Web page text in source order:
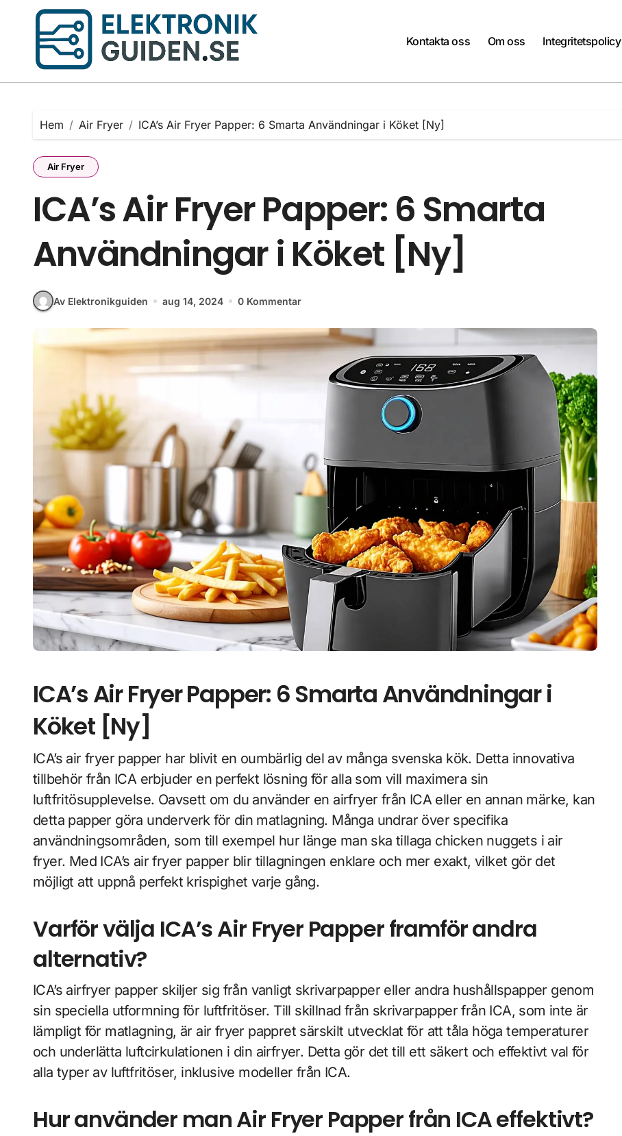
Kontakta oss Om oss Integritetspolicy
Hem Air Fryer ICA’s Air Fryer Papper: 6 Smarta Användningar i Köket [Ny]
Air Fryer
ICA’s Air Fryer Papper: 6 Smarta
Användningar i Köket [Ny]
Av Elektronikguiden aug 14, 2024 0 Kommentar
ICA’s Air Fryer Papper: 6 Smarta Användningar i
Köket [Ny]
ICA’s air fryer papper har blivit en oumbärlig del av många svenska kök. Detta innovativa
tillbehör från ICA erbjuder en perfekt lösning för alla som vill maximera sin
luftfritösupplevelse. Oavsett om du använder en airfryer från ICA eller en annan märke, kan
detta papper göra underverk för din matlagning. Många undrar över specifika
användningsområden, som till exempel hur länge man ska tillaga chicken nuggets i air
fryer. Med ICA’s air fryer papper blir tillagningen enklare och mer exakt, vilket gör det
möjligt att uppnå perfekt krispighet varje gång.
Varför välja ICA’s Air Fryer Papper framför andra
alternativ?
ICA’s airfryer papper skiljer sig från vanligt skrivarpapper eller andra hushållspapper genom
sin speciella utformning för luftfritöser. Till skillnad från skrivarpapper från ICA, som inte är
lämpligt för matlagning, är air fryer pappret särskilt utvecklat för att tåla höga temperaturer
och underlätta luftcirkulationen i din airfryer. Detta gör det till ett säkert och effektivt val för
alla typer av luftfritöser, inklusive modeller från ICA.
Hur använder man Air Fryer Papper från ICA effektivt?